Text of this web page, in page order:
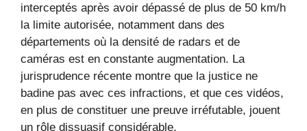
interceptés après avoir dépassé de plus de 50 km/h
la limite autorisée, notamment dans des
départements où la densité de radars et de
caméras est en constante augmentation. La
jurisprudence récente montre que la justice ne
badine pas avec ces infractions, et que ces vidéos,
en plus de constituer une preuve irréfutable, jouent
un rôle dissuasif considérable.